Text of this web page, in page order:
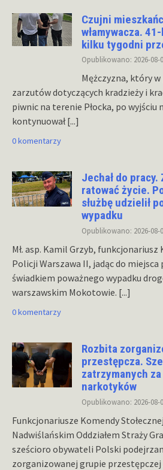
Czujni
włamywacza.
kilku tygodni
Opublikowano: 2026-08-
Mężczyzna, który w
zarzutów dotyczących kradzieży i
piwnic na terenie Płocka, po wyjściu
kontynuował[...]
0 komentarzy
Jechał do pracy.
ratować życie.
służbę udzielił
wypadku
Opublikowano: 2026-08-
Mł. asp. Kamil Grzyb,
Policji Warszawa II, jadąc do miejsca
świadkiem poważnego wypadku
warszawskim Mokotowie. [...]
0 komentarzy
Rozbita
przestępcza.
zatrzymanych
narkotyków
Opublikowano: 2026-08-
Funkcjonariusze Komendy
Nadwiślańskim Oddziałem Straży
sześcioro obywateli Polski
zorganizowanej grupie przestępczej